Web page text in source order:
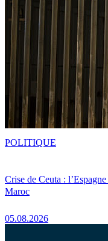
Crise de Ceuta :
Maroc
05.08.2026
POLITIQUE